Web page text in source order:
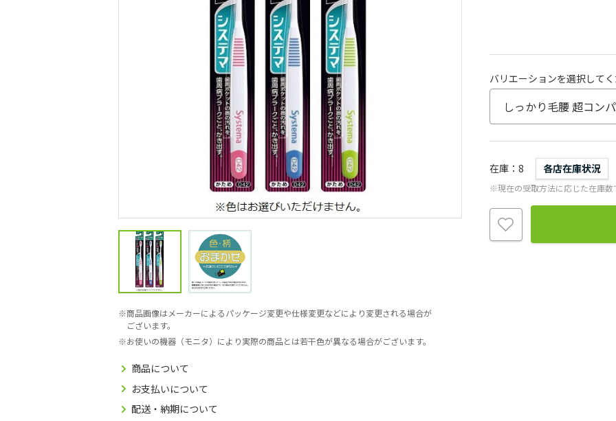
商品画像はメーカーによるパッケージ変更や仕様変更などにより変更される場合が
ございます。
お使いの機器（モニタ）により実際の商品とは若干色が異なる場合がございます。
商品について
お支払いについて
配送・納期について
バリエーションを選択して
在庫 8 各店在庫状況
※現在の受取方法に応じた在庫数